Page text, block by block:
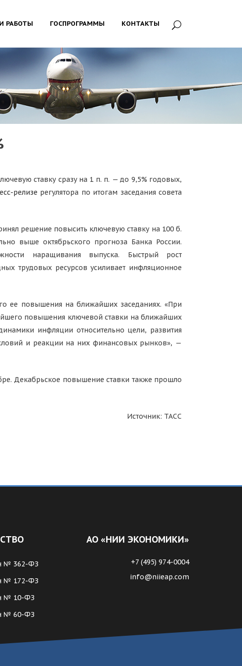
РАБОТЫ ГОСПРОГРАММЫ КОНТАКТЫ
ставку сразу на 1 п. п. — до 9,5% годовых,
релизе регулятора по итогам заседания совета
решение повысить ключевую ставку на 100 б.
выше октябрьского прогноза Банка России.
наращивания выпуска. Быстрый рост
трудовых ресурсов усиливает инфляционное
ее повышения на ближайших заседаниях. «При
повышения ключевой ставки на ближайших
инфляции относительно цели, развития
и реакции на них финансовых рынков», —
Декабрьское повышение ставки также прошло
Источник: ТАСС
№ 362-ФЗ
№ 172-ФЗ
№ 10-ФЗ
№ 60-ФЗ
АО «НИИ ЭКОНОМИКИ»
+7 (495) 974-0004
info@niieap.com